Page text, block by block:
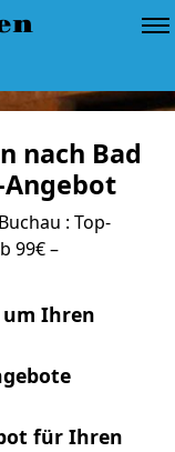
nach Bad
Angebot
: Top-
99€ –
Ihren
für Ihren